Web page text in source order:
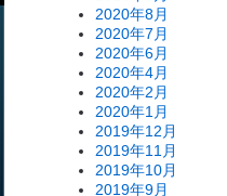
2020年8月
2020年7月
2020年6月
2020年4月
2020年2月
2020年1月
2019年12月
2019年11月
2019年10月
2019年9月